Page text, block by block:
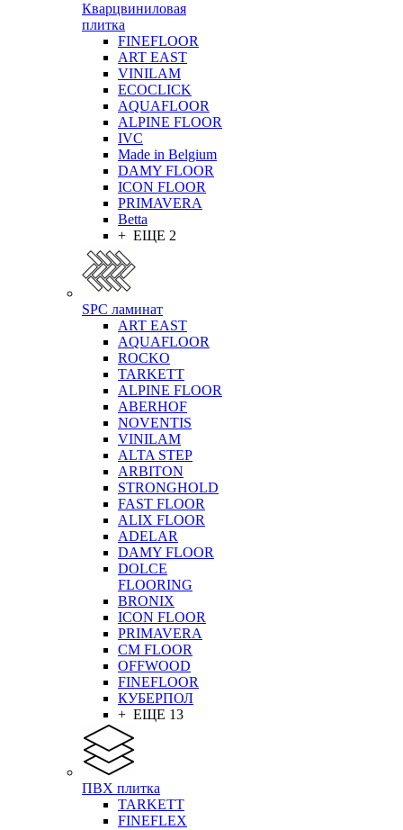
Кварцвиниловая
плитка
FINEFLOOR
ART EAST
VINILAM
ECOCLICK
AQUAFLOOR
ALPINE FLOOR
IVC
Made in Belgium
DAMY FLOOR
ICON FLOOR
PRIMAVERA
Betta
+ ЕЩЕ 2
SPC ламинат
ART EAST
AQUAFLOOR
ROCKO
TARKETT
ALPINE FLOOR
ABERHOF
NOVENTIS
VINILAM
ALTA STEP
ARBITON
STRONGHOLD
FAST FLOOR
ALIX FLOOR
ADELAR
DAMY FLOOR
DOLCE
FLOORING
BRONIX
ICON FLOOR
PRIMAVERA
CM FLOOR
OFFWOOD
FINEFLOOR
КУБЕРПОЛ
+ ЕЩЕ 13
ПВХ плитка
TARKETT
FINEFLEX